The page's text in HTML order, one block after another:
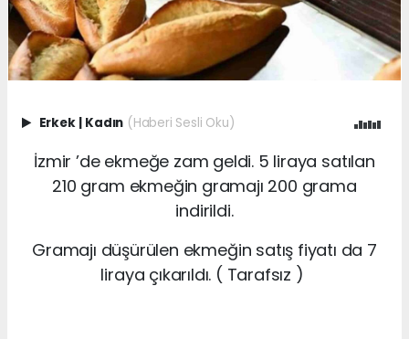
Erkek Kadın (Haberi Sesli Oku)
İzmir ’de ekmeğe zam geldi. 5 liraya satılan
210 gram ekmeğin gramajı 200 grama
indirildi.
Gramajı düşürülen ekmeğin satış fiyatı da 7
liraya çıkarıldı. ( Tarafsız )